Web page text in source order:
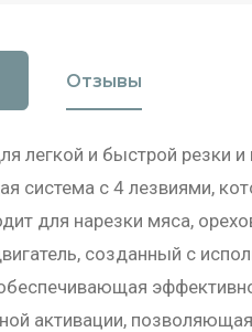
Отзывы
легкой и быстрой резки
система с 4 лезвиями,
для нарезки мяса,
созданный с
активации,